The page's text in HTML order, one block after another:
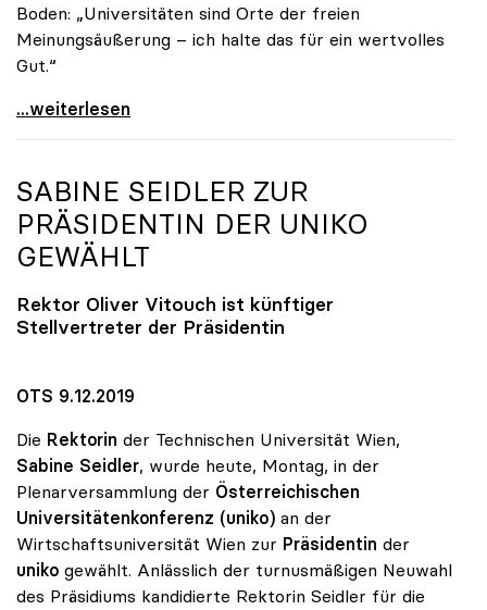
Boden: „Universitäten sind Orte der freien
Meinungsäußerung – ich halte das für ein wertvolles
Gut.“
Seidler: „Universitäten sind Orte der freien
...weiterlesen
SABINE SEIDLER ZUR
PRÄSIDENTIN DER UNIKO
GEWÄHLT
Rektor Oliver Vitouch ist künftiger
Stellvertreter der Präsidentin
OTS 9.12.2019
Die Rektorin der Technischen Universität Wien,
Sabine Seidler, wurde heute, Montag, in der
Plenarversammlung der Österreichischen
Universitätenkonferenz (uniko) an der
Wirtschaftsuniversität Wien zur Präsidentin der
uniko gewählt. Anlässlich der turnusmäßigen Neuwahl
des Präsidiums kandidierte Rektorin Seidler für die